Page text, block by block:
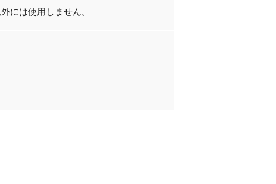
には使用しません。